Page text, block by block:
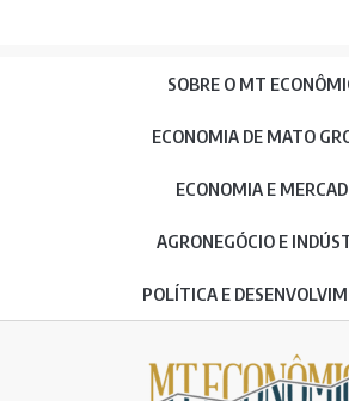
SOBRE O MT
ECONOMIA DE MATO
ECONOMIA E
AGRONEGÓCIO E
POLÍTICA E